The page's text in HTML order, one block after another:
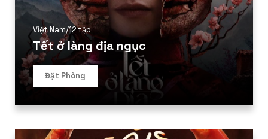
Việt Nam/12 tập
Tết ở làng địa ngục
Đặt Phòng